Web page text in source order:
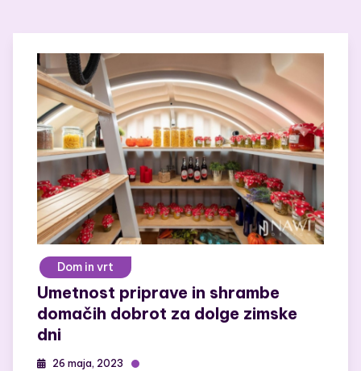
Dom in vrt
Umetnost priprave in shrambe
domačih dobrot za dolge zimske
dni
26 maja, 2023